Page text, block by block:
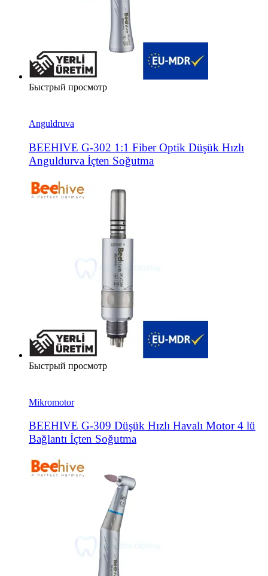
Быстрый просмотр
Anguldruva
BEEHIVE G-302 1:1 Fiber Optik Düşük Hızlı
Anguldurva İçten Soğutma
Быстрый просмотр
Mikromotor
BEEHIVE G-309 Düşük Hızlı Havalı Motor 4 lü
Bağlantı İçten Soğutma